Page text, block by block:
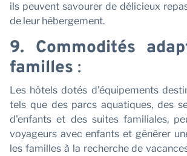
ils peuvent savourer de délicieux
de leur hébergement.
9. Commodités
familles :
Les hôtels dotés d'équipements
tels que des parcs aquatiques, des
d'enfants et des suites familiales,
voyageurs avec enfants et générer
les familles à la recherche de